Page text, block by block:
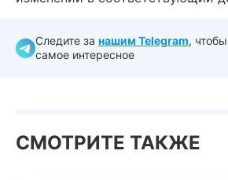
Следите за нашим Telegram,
самое интересное
СМОТРИТЕ ТАКЖЕ